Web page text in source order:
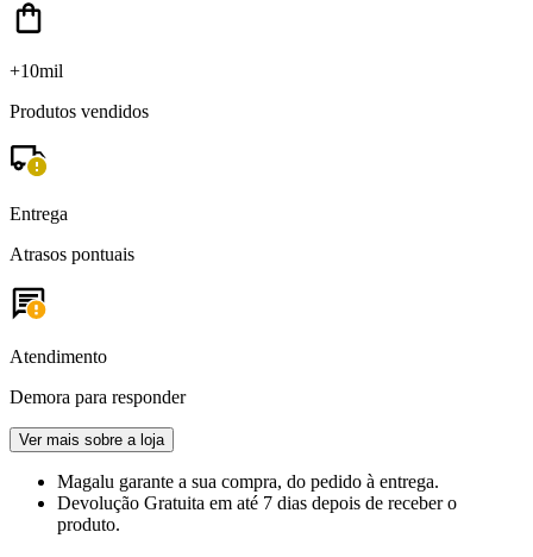
+10mil
Produtos vendidos
Entrega
Atrasos pontuais
Atendimento
Demora para responder
Ver mais sobre a loja
Magalu garante a sua compra, do pedido à entrega.
Devolução Gratuita em até 7 dias depois de receber o
produto.